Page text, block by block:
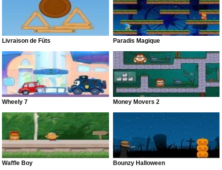
Livraison de Fûts Paradis Magique
Wheely 7 Money Movers 2
Waffle Boy Bounzy Halloween